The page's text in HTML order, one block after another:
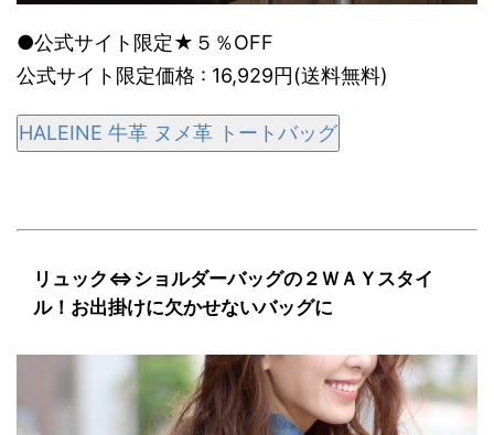
●公式サイト限定★５％OFF
公式サイト限定価格 : 16,929円(送料無料)
HALEINE 牛革 ヌメ革 トートバッグ
リュック⇔ショルダーバッグの２ＷＡＹスタイ
ル！お出掛けに欠かせないバッグに